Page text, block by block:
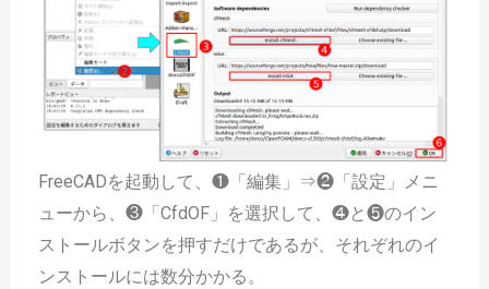
FreeCADを起動して、❶「編集」⇒❷「設定」メニ
ューから、❸「CfdOF」を選択して、❹と❺のイン
ストールボタンを押すだけであるが、それぞれのイ
ンストールには数分かかる。